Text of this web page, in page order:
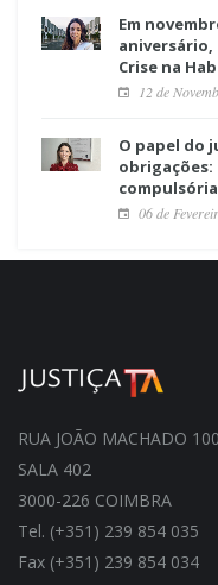
Em
aniversário,
Crise na
12 de
O papel do
obrigações:
06 de
RUA JOÃO MACHADO 100
SALA 402
3000-226 COIMBRA
Tel. (+351) 239 854 035
Fax (+351) 239 854 034